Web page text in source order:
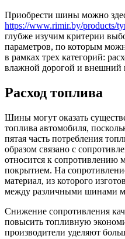
Приобрести шины можно
https://www.rimir.by/products/
глубже изучим критерии
параметров, по которым
в рамках трех категорий:
влажной дорогой и внешний
Расход топлива
Шины могут оказать
топлива автомобиля,
пятая часть потребления
образом связано с
относится к
покрытием. На
материал, из которого
между различными шинами
Снижение сопротивления
повысить топливную
производители уделяют